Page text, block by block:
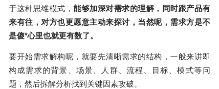
于这种思维模式， 能够加深对需求的理解，同时跟产品有
来有往，对方也更愿意主动来探讨，当然呢，需求方是不
是傻*心里也就更有数了。
要开始需求解构呢，就要先清晰需求的结构，一般来讲即
构成需求的背景、场景、人群、流程、目标、模式等问
题，然后拆解分析找到关键因素攻破。